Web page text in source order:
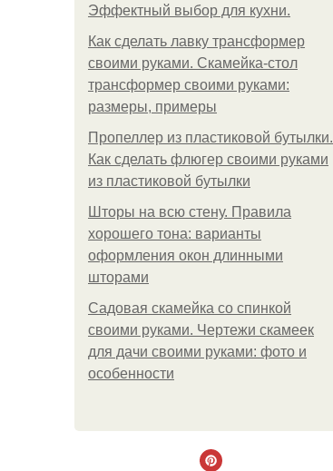
Эффектный выбор для кухни.
Как сделать лавку трансформер
своими руками. Скамейка-стол
трансформер своими руками:
размеры, примеры
Пропеллер из пластиковой бутылки.
Как сделать флюгер своими руками
из пластиковой бутылки
Шторы на всю стену. Правила
хорошего тона: варианты
оформления окон длинными
шторами
Садовая скамейка со спинкой
своими руками. Чертежи скамеек
для дачи своими руками: фото и
особенности